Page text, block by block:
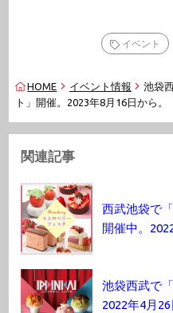
イベント
HOME イベント情報
池袋
ト」開催。2023年8月16日から。
関連記事
西武池袋で
開催中。
池袋西武で
2022年4月